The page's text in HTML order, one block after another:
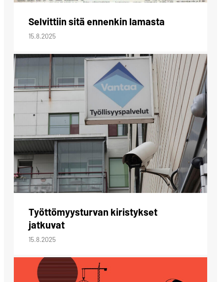
Selvittiin sitä ennenkin lamasta
15.8.2025
Työttömyysturvan kiristykset
jatkuvat
15.8.2025